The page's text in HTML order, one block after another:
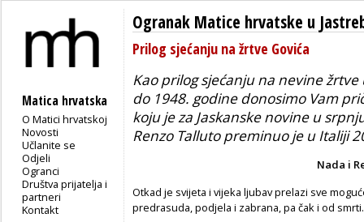
Matica hrvatska
O Matici hrvatskoj
Novosti
Učlanite se
Odjeli
Ogranci
Društva prijatelja i
partneri
Kontakt
Ogranak Matice hrvatske u
Prilog sjećanju na žrtve Govića
Kao prilog sjećanju na nevine
do 1948. godine donosimo Vam
koju je za Jaskanske novineu
Renzo Talluto preminuo je u Italiji
Nada i
Otkad je svijeta i vijeka ljubav prelazi sve
predrasuda, podjela i zabrana, pa čak i od smrti.